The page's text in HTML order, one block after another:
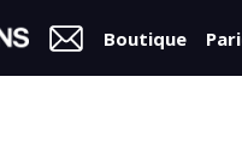
Boutique